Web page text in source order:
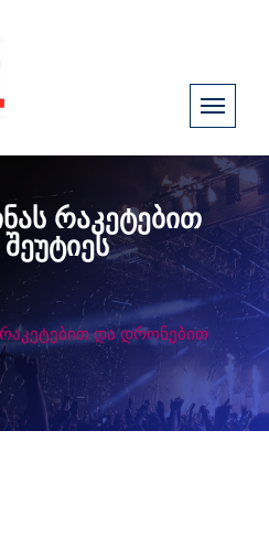
რაკეტებით
რაკეტებით და დრონებით